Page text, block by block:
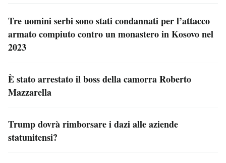
Tre uomini serbi sono stati condannati per l’attacco
armato compiuto contro un monastero in Kosovo nel
2023
È stato arrestato il boss della camorra Roberto
Mazzarella
Trump dovrà rimborsare i dazi alle aziende
statunitensi?